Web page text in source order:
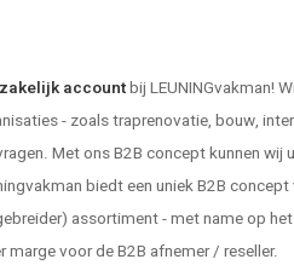
zakelijk accountbij LEUNINGvakman!
- zoals traprenovatie, bouw,
Met ons B2B concept kunnen
biedt een uniek B2B
assortiment - met name op
marge voor de B2B afnemer / reseller.